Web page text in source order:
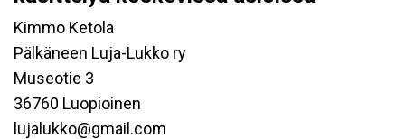
Kimmo Ketola
Pälkäneen Luja-Lukko ry
Museotie 3
36760 Luopioinen
lujalukko@gmail.com